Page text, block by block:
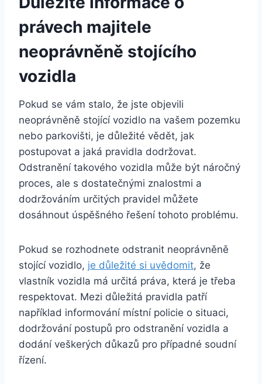
právech majitele
neoprávněně stojícího
vozidla
Pokud se vám stalo, že jste objevili
neoprávněně stojící vozidlo na vašem pozemku
nebo parkovišti, je důležité vědět, jak
postupovat a jaká pravidla dodržovat.
Odstranění takového vozidla může být náročný
proces, ale s dostatečnými znalostmi a
dodržováním určitých pravidel můžete
dosáhnout úspěšného řešení tohoto problému.
Pokud se rozhodnete odstranit neoprávněně
stojící vozidlo, je důležité si uvědomit, že
vlastník vozidla má určitá práva, která je třeba
respektovat. Mezi důležitá pravidla patří
například informování místní policie o situaci,
dodržování postupů pro odstranění vozidla a
dodání veškerých důkazů pro případné soudní
řízení.